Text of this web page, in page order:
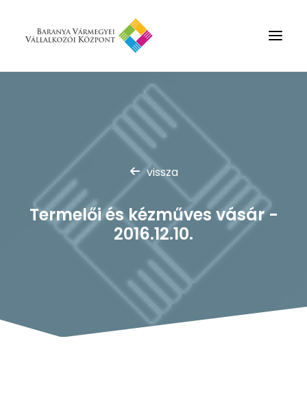
Rólunk
Szolgáltatások
Hírek
Partnerek
Kapcsolat
Keresés
vissza
Termelői és kézműves vásár -
2016.12.10.